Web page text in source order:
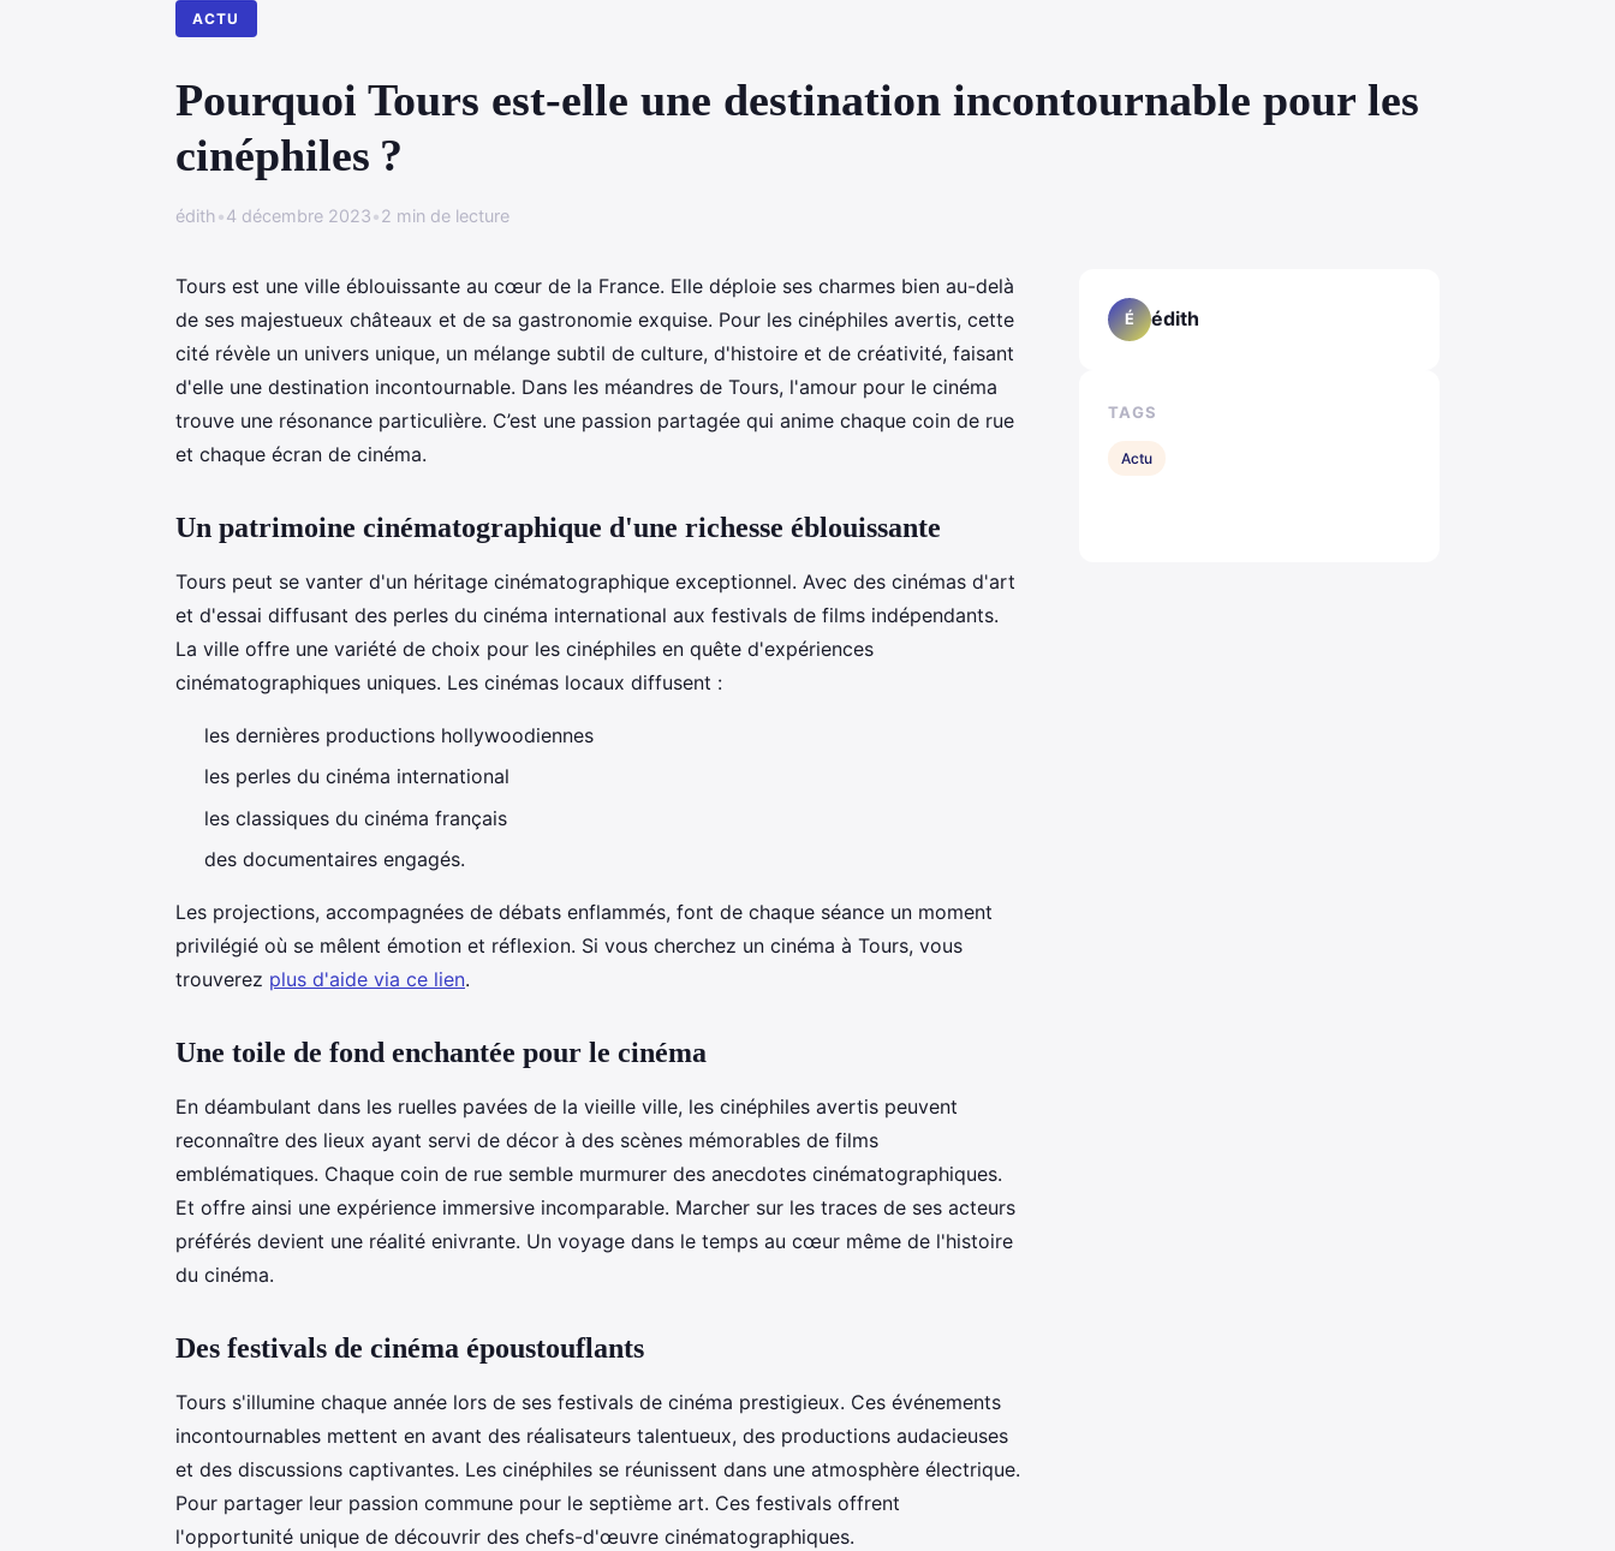
ACTU
Pourquoi Tours est-elle une destination incontournable pour les
cinéphiles ?
édith•4 décembre 2023•2 min de lecture
Tours est une ville éblouissante au cœur de la France. Elle déploie ses charmes bien au-delà
de ses majestueux châteaux et de sa gastronomie exquise. Pour les cinéphiles avertis, cette
cité révèle un univers unique, un mélange subtil de culture, d'histoire et de créativité, faisant
d'elle une destination incontournable. Dans les méandres de Tours, l'amour pour le cinéma
trouve une résonance particulière. C’est une passion partagée qui anime chaque coin de rue
et chaque écran de cinéma.
Un patrimoine cinématographique d'une richesse éblouissante
Tours peut se vanter d'un héritage cinématographique exceptionnel. Avec des cinémas d'art
et d'essai diffusant des perles du cinéma international aux festivals de films indépendants.
La ville offre une variété de choix pour les cinéphiles en quête d'expériences
cinématographiques uniques. Les cinémas locaux diffusent :
les dernières productions hollywoodiennes
les perles du cinéma international
les classiques du cinéma français
des documentaires engagés.
Les projections, accompagnées de débats enflammés, font de chaque séance un moment
privilégié où se mêlent émotion et réflexion. Si vous cherchez un cinéma à Tours, vous
trouverez plus d'aide via ce lien.
Une toile de fond enchantée pour le cinéma
En déambulant dans les ruelles pavées de la vieille ville, les cinéphiles avertis peuvent
reconnaître des lieux ayant servi de décor à des scènes mémorables de films
emblématiques. Chaque coin de rue semble murmurer des anecdotes cinématographiques.
Et offre ainsi une expérience immersive incomparable. Marcher sur les traces de ses acteurs
préférés devient une réalité enivrante. Un voyage dans le temps au cœur même de l'histoire
du cinéma.
Des festivals de cinéma époustouflants
Tours s'illumine chaque année lors de ses festivals de cinéma prestigieux. Ces événements
incontournables mettent en avant des réalisateurs talentueux, des productions audacieuses
et des discussions captivantes. Les cinéphiles se réunissent dans une atmosphère électrique.
Pour partager leur passion commune pour le septième art. Ces festivals offrent
l'opportunité unique de découvrir des chefs-d'œuvre cinématographiques.
É édith
TAGS
Actu